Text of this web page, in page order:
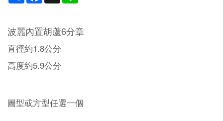
波麗內置胡蘆6分章
直徑約1.8公分
高度約5.9公分
圖型或方型任選一個